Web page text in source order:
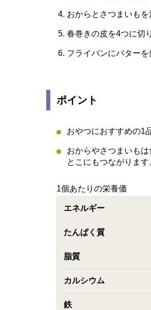
おからとさつまいも
春巻きの皮を4つに切
フライパンにバター
ポイント
おやつにおすすめの1
おからやさつまいも
とこにもつながります
1個あたりの栄養価
エネルギー
たんぱく質
脂質
カルシウム
鉄